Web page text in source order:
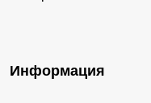
Информация